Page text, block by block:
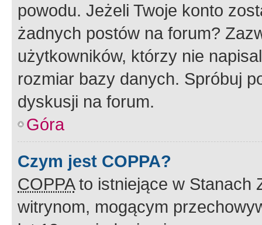
powodu. Jeżeli Twoje konto
żadnych postów na forum?
użytkowników, którzy nie
rozmiar bazy danych. Spróbuj
dyskusji na forum.
Góra
Czym jest COPPA?
COPPAto istniejące w Stanach
witrynom, mogącym